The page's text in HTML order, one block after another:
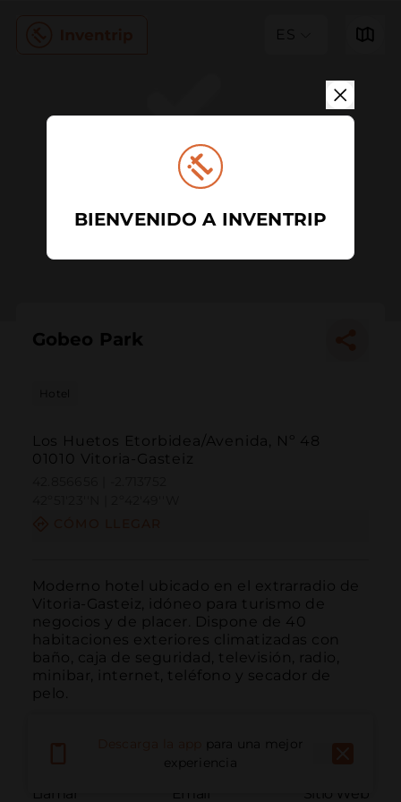
ES
Gobeo Park
Hotel
Los Huetos Etorbidea/Avenida, Nº 48
01010 Vitoria-Gasteiz
Moderno hotel ubicado en el extrarradio de
Vitoria-Gasteiz, idóneo para turismo de
negocios y de placer. Dispone de 40
habitaciones exteriores climatizadas con
baño, caja de seguridad, televisión, radio,
minibar, internet, teléfono y secador de
pelo.
Llamar Email Sitio Web
para una mejor
experiencia
BIENVENIDO A INVENTRIP